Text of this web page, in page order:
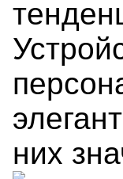
них